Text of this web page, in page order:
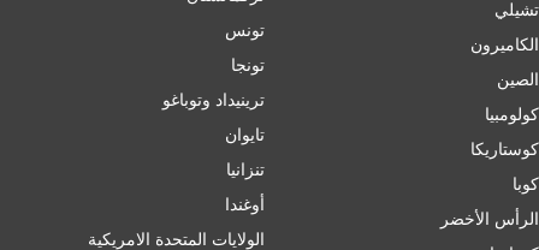
تشيلي
الكاميرون
الصين
کولومبیا
كوستاريكا
كوبا
الرأس الأخضر
تونس
تونجا
ترينيداد وتوباغو
تايوان
تنزانيا
أوغندا
الولايات المتحدة الامريكية